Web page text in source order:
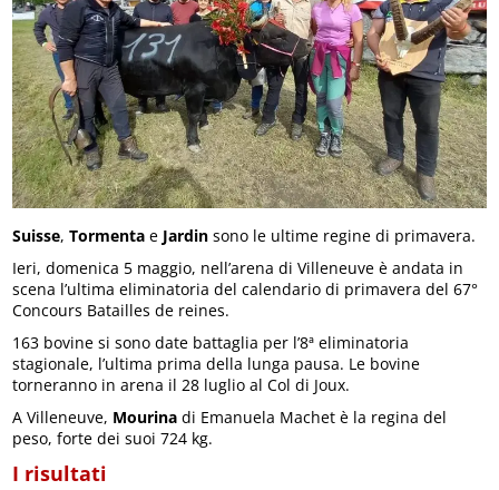
Suisse,Tormenta e Jardin sono le ultime regine di primavera.
Ieri, domenica 5 maggio, nell’arena di Villeneuve è andata in
scena l’ultima eliminatoria del calendario di primavera del 67°
Concours Batailles de reines.
163 bovine si sono date battaglia per l’8ª eliminatoria
stagionale, l’ultima prima della lunga pausa. Le bovine
torneranno in arena il 28 luglio al Col di Joux.
A Villeneuve, Mourina di Emanuela Machet è la regina del
peso, forte dei suoi 724 kg.
I risultati